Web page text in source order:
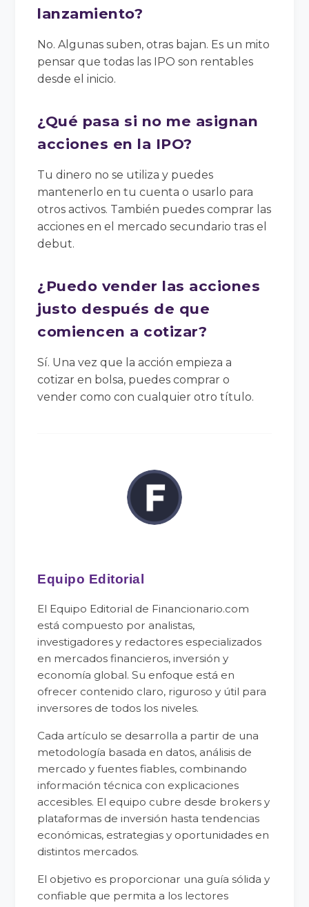
lanzamiento?
No. Algunas suben, otras bajan. Es un mito
pensar que todas las IPO son rentables
desde el inicio.
¿Qué pasa si no me asignan
acciones en la IPO?
Tu dinero no se utiliza y puedes
mantenerlo en tu cuenta o usarlo para
otros activos. También puedes comprar las
acciones en el mercado secundario tras el
debut.
¿Puedo vender las acciones
justo después de que
comiencen a cotizar?
Sí. Una vez que la acción empieza a
cotizar en bolsa, puedes comprar o
vender como con cualquier otro título.
Equipo Editorial
El Equipo Editorial de Financionario.com
está compuesto por analistas,
investigadores y redactores especializados
en mercados financieros, inversión y
economía global. Su enfoque está en
ofrecer contenido claro, riguroso y útil para
inversores de todos los niveles.
Cada artículo se desarrolla a partir de una
metodología basada en datos, análisis de
mercado y fuentes fiables, combinando
información técnica con explicaciones
accesibles. El equipo cubre desde brokers y
plataformas de inversión hasta tendencias
económicas, estrategias y oportunidades en
distintos mercados.
El objetivo es proporcionar una guía sólida y
confiable que permita a los lectores